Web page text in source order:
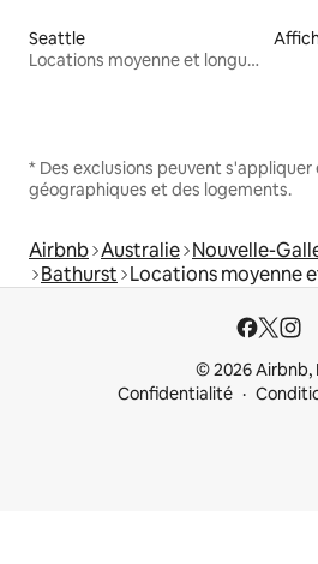
Seattle
Locations moyenne et longue durée
* Des exclusions peuvent
géographiques et des logements.
Airbnb Australie Nouvelle-
Bathurst Locations moyenne
© 2026 Airbnb,
Confidentialité